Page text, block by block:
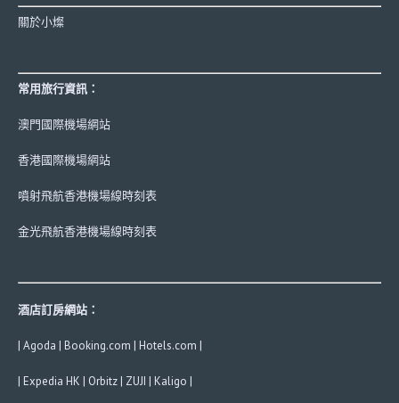
關於小燦
常用旅行資訊：
澳門國際機場網站
香港國際機場網站
噴射飛航香港機場線時刻表
金光飛航香港機場線時刻表
酒店訂房網站：
| Agoda | Booking.com | Hotels.com |
| Expedia HK | Orbitz | ZUJI | Kaligo |